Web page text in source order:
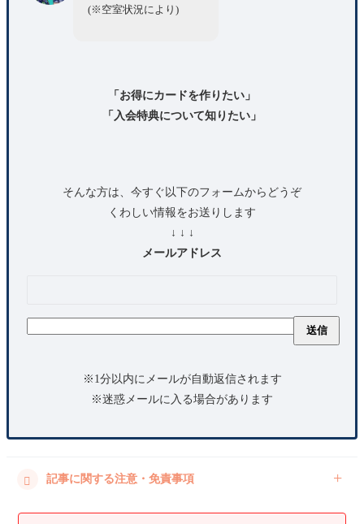
(※空室状況により)
「お得にカードを作りたい」
「入会特典について知りたい」
そんな方は、今すぐ以下のフォームからどうぞ
くわしい情報をお送りします
↓ ↓ ↓
メールアドレス
※1分以内にメールが自動返信されます
※迷惑メールに入る場合があります
 記事に関する注意・免責事項